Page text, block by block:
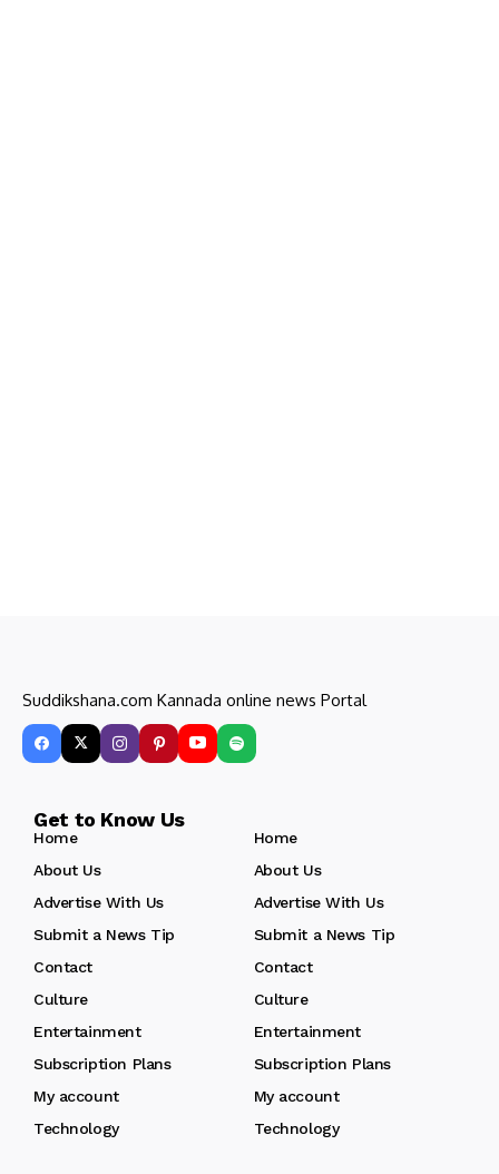
Suddikshana.com Kannada online news Portal
Get to Know Us
Home
Home
About Us
About Us
Advertise With Us
Advertise With Us
Submit a News Tip
Submit a News Tip
Contact
Contact
Culture
Culture
Entertainment
Entertainment
Subscription Plans
Subscription Plans
My account
My account
Technology
Technology